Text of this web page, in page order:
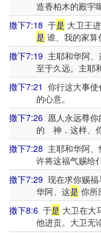
造香柏木的殿宇
撒下7:18 于是 大卫王
是 谁、我的家算
撒下7:19 主耶和华阿
至于久远。主耶
撒下7:21 你行这大事使
的心意。
撒下7:26 愿人永远尊
的 神．这样、
撒下7:28 主耶和华阿
许将这福气赐给
撒下7:29 现在求你赐
华阿、这是 你所
撒下8:6 于是 大卫在大
他进贡。大卫无